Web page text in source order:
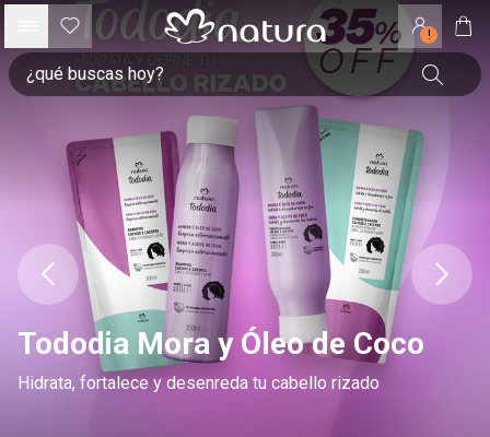
!
Tododia Mora y Óleo de Coco
Hidrata, fortalece y desenreda tu cabello rizado